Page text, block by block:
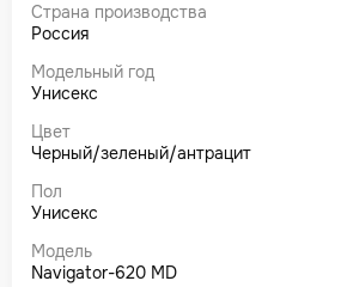
Страна производства
Россия
Модельный год
Унисекс
Цвет
Черный/зеленый/антрацит
Пол
Унисекс
Модель
Navigator-620 MD